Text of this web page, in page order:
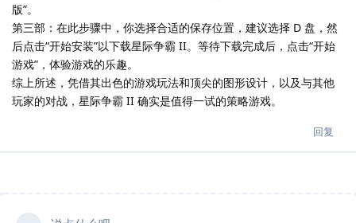
版”。
第三部：在此步骤中，你选择合适的保存位置，建议选择 D 盘，然
后点击“开始安装”以下载星际争霸 II。等待下载完成后，点击“开始
游戏”，体验游戏的乐趣。
综上所述，凭借其出色的游戏玩法和顶尖的图形设计，以及与其他
玩家的对战，星际争霸 II 确实是值得一试的策略游戏。
回复